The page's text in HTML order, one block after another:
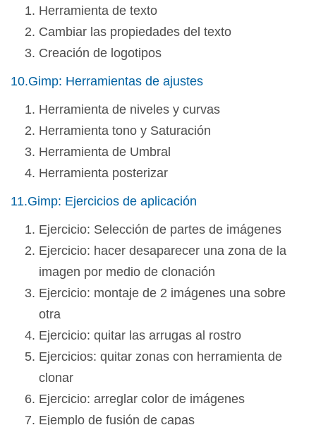
Herramienta de texto
Cambiar las propiedades del texto
Creación de logotipos
10.Gimp: Herramientas de ajustes
Herramienta de niveles y curvas
Herramienta tono y Saturación
Herramienta de Umbral
Herramienta posterizar
11.Gimp: Ejercicios de aplicación
Ejercicio: Selección de partes de imágenes
Ejercicio: hacer desaparecer una zona de la
imagen por medio de clonación
Ejercicio: montaje de 2 imágenes una sobre
otra
Ejercicio: quitar las arrugas al rostro
Ejercicios: quitar zonas con herramienta de
clonar
Ejercicio: arreglar color de imágenes
Ejemplo de fusión de capas